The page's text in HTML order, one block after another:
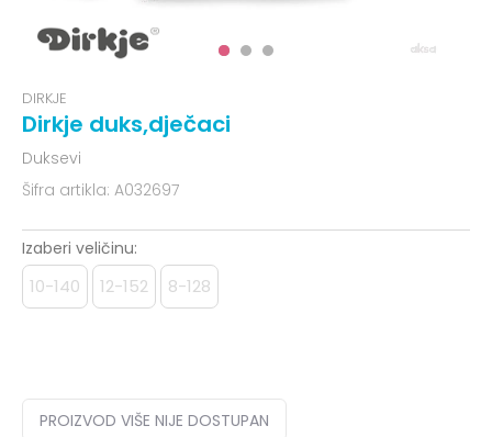
DIRKJE
Dirkje duks,dječaci
Duksevi
Šifra artikla: A032697
Izaberi veličinu:
10-140 12-152 8-128
PROIZVOD VIŠE NIJE DOSTUPAN